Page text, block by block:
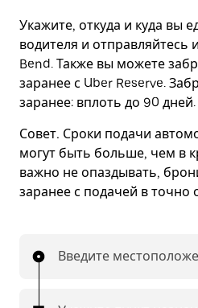
Укажите, откуда и куда вы
водителя и отправляйтесь
Bend. Также вы можете
заранее с Uber Reserve.
заранее: вплоть до 90 дней.
Совет. Сроки подачи
могут быть больше, чем в
важно не опаздывать,
заранее с подачей в точно
Введите